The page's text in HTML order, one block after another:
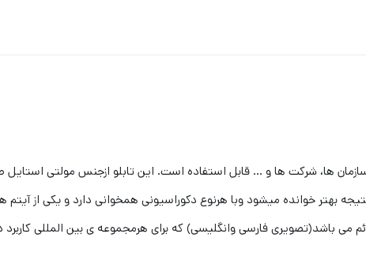
ها، شرکت ها و … قابل استفاده است. این تابلو ازجنس مولتی
خوانده میشود وبا هرنوع دکوراسیونی همخوانی دارد و یکی از آیتم
باشد(تصویری فارسی وانگلیسی) که برای هرمجموعه ی بین المللی